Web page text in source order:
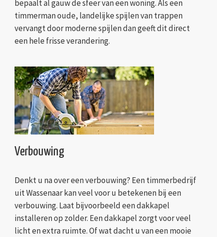
bepaalt al gauw de sfeer van een woning. Als een
timmerman oude, landelijke spijlen van trappen
vervangt door moderne spijlen dan geeft dit direct
een hele frisse verandering.
Verbouwing
Denkt u na over een verbouwing? Een timmerbedrijf
uit Wassenaar kan veel voor u betekenen bij een
verbouwing. Laat bijvoorbeeld een dakkapel
installeren op zolder. Een dakkapel zorgt voor veel
licht en extra ruimte. Of wat dacht u van een mooie